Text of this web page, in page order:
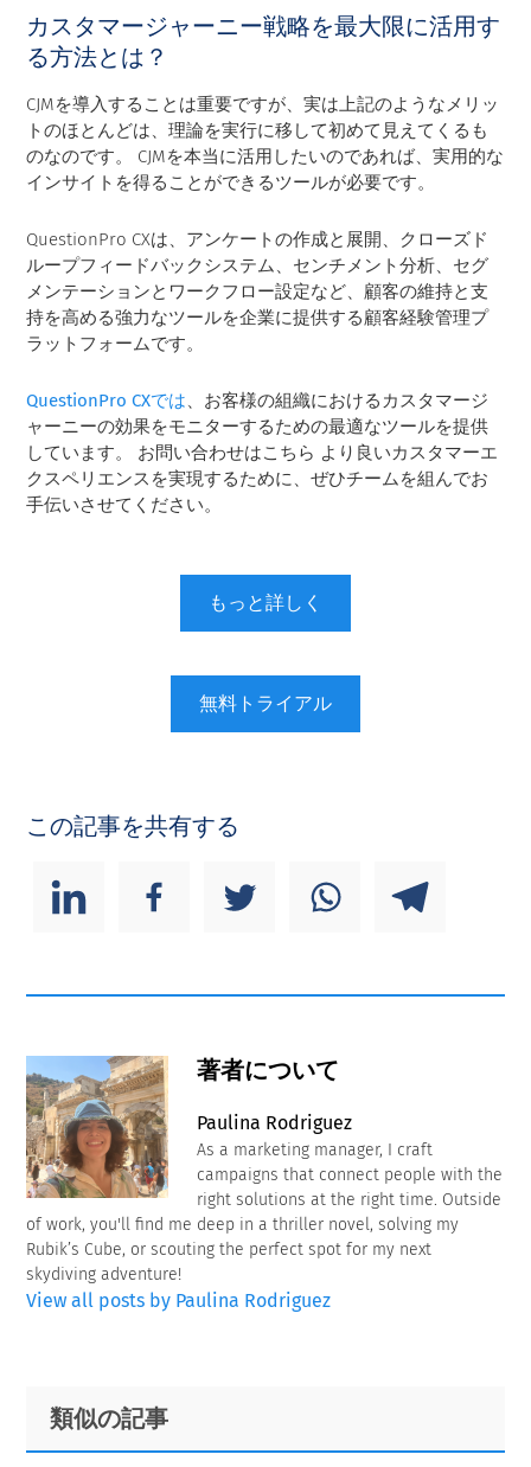
カスタマージャーニー戦略を最大限に活用す
る方法とは？
CJMを導入することは重要ですが、実は上記のようなメリッ
トのほとんどは、理論を実行に移して初めて見えてくるも
のなのです。 CJMを本当に活用したいのであれば、実用的な
インサイトを得ることができるツールが必要です。
QuestionPro CXは、アンケートの作成と展開、クローズド
ループフィードバックシステム、センチメント分析、セグ
メンテーションとワークフロー設定など、顧客の維持と支
持を高める強力なツールを企業に提供する顧客経験管理プ
ラットフォームです。
QuestionPro CXでは、お客様の組織におけるカスタマージ
ャーニーの効果をモニターするための最適なツールを提供
しています。 お問い合わせはこちら より良いカスタマーエ
クスペリエンスを実現するために、ぜひチームを組んでお
手伝いさせてください。
もっと詳しく
無料トライアル
この記事を共有する
著者について
Paulina Rodriguez
As a marketing manager, I craft
campaigns that connect people with the
right solutions at the right time. Outside
of work, you'll find me deep in a thriller novel, solving my
Rubik’s Cube, or scouting the perfect spot for my next
skydiving adventure!
View all posts by Paulina Rodriguez
Primary
Sidebar
Footer
類似の記事